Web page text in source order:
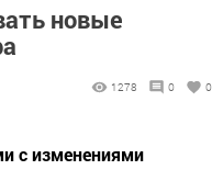
новые
1278 0 0
с изменениями